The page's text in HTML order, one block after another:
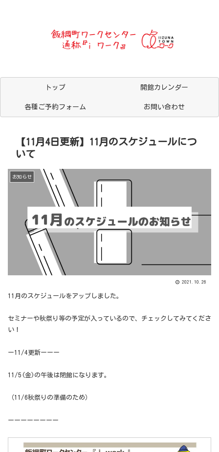
トップ 開館カレンダー
各種ご予約フォーム お問い合わせ
【11月4日更新】11月のスケジュールにつ
いて
お知らせ
2021.10.26
11月のスケジュールをアップしました。
セミナーや秋祭り等の予定が入っているので、チェックしてみてくださ
い！
ー11/4更新ーーー
11/5(金)の午後は閉館になります。
（11/6秋祭りの準備のため）
ーーーーーーーー